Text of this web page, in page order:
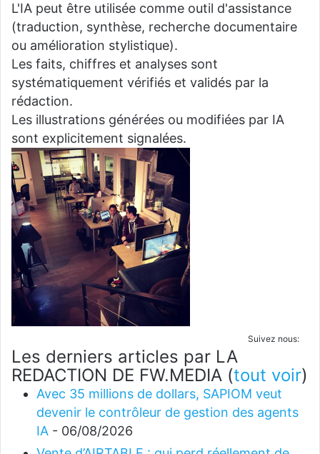
L'IA peut être utilisée comme outil d'assistance
(traduction, synthèse, recherche documentaire
ou amélioration stylistique).
Les faits, chiffres et analyses sont
systématiquement vérifiés et validés par la
rédaction.
Les illustrations générées ou modifiées par IA
sont explicitement signalées.
Suivez nous:
Les derniers articles par LA
REDACTION DE FW.MEDIA (tout voir)
Avec 35 millions de dollars, SAPIOM veut
devenir le contrôleur de gestion des agents
IA - 06/08/2026